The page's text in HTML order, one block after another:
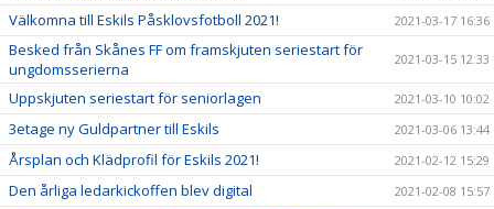
Välkomna till Eskils Påsklovsfotboll 2021! 2021-03-17 16:36
Besked från Skånes FF om framskjuten seriestart för
ungdomsserierna
2021-03-15 12:33
Uppskjuten seriestart för seniorlagen 2021-03-10 10:02
3etage ny Guldpartner till Eskils 2021-03-06 13:44
Årsplan och Klädprofil för Eskils 2021! 2021-02-12 15:29
Den årliga ledarkickoffen blev digital 2021-02-08 15:57